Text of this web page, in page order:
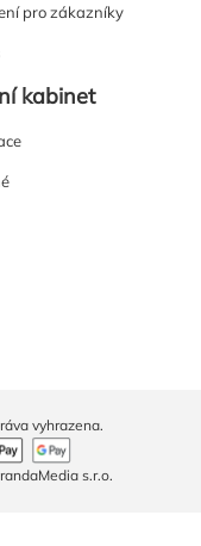
pro zákazníky
kabinet
s.r.o.
vyhrazena.